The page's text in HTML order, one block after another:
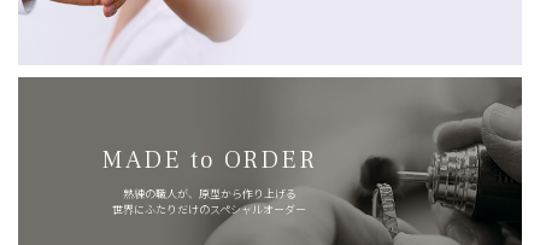
MADE to ORDER
熟練の職人が、原型から作り上げる
世界にふたりだけのスペシャルオーダー